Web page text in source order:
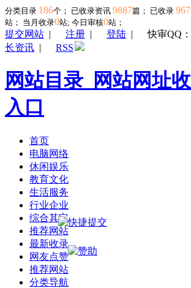
分类目录 186个； 已收录资讯 9887篇； 已收录
站； 当月收录0站; 今日审核0站；
提交网站 | 注册 | 登陆 |快审QQ
长资讯 | RSS
网站目录_网站网址
入口
首页
电脑网络
休闲娱乐
教育文化
生活服务
行业企业
综合其它
推荐网站
最新收录
网友点赞
推荐网站
分类导航